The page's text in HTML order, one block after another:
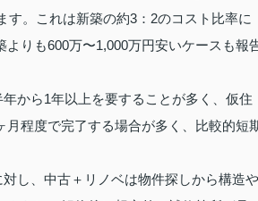
す。これは新築の約3：2のコスト比率に
りも600万〜1,000万円安いケースも報
から1年以上を要することが多く、仮住
程度で完了する場合が多く、比較的短
し、中古＋リノベは物件探しから構造や